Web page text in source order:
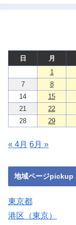
日 月
1
7
8
14
15
21
22
28
29
« 4月 6月 »
地域ページpickup
東京都
港区（東京）